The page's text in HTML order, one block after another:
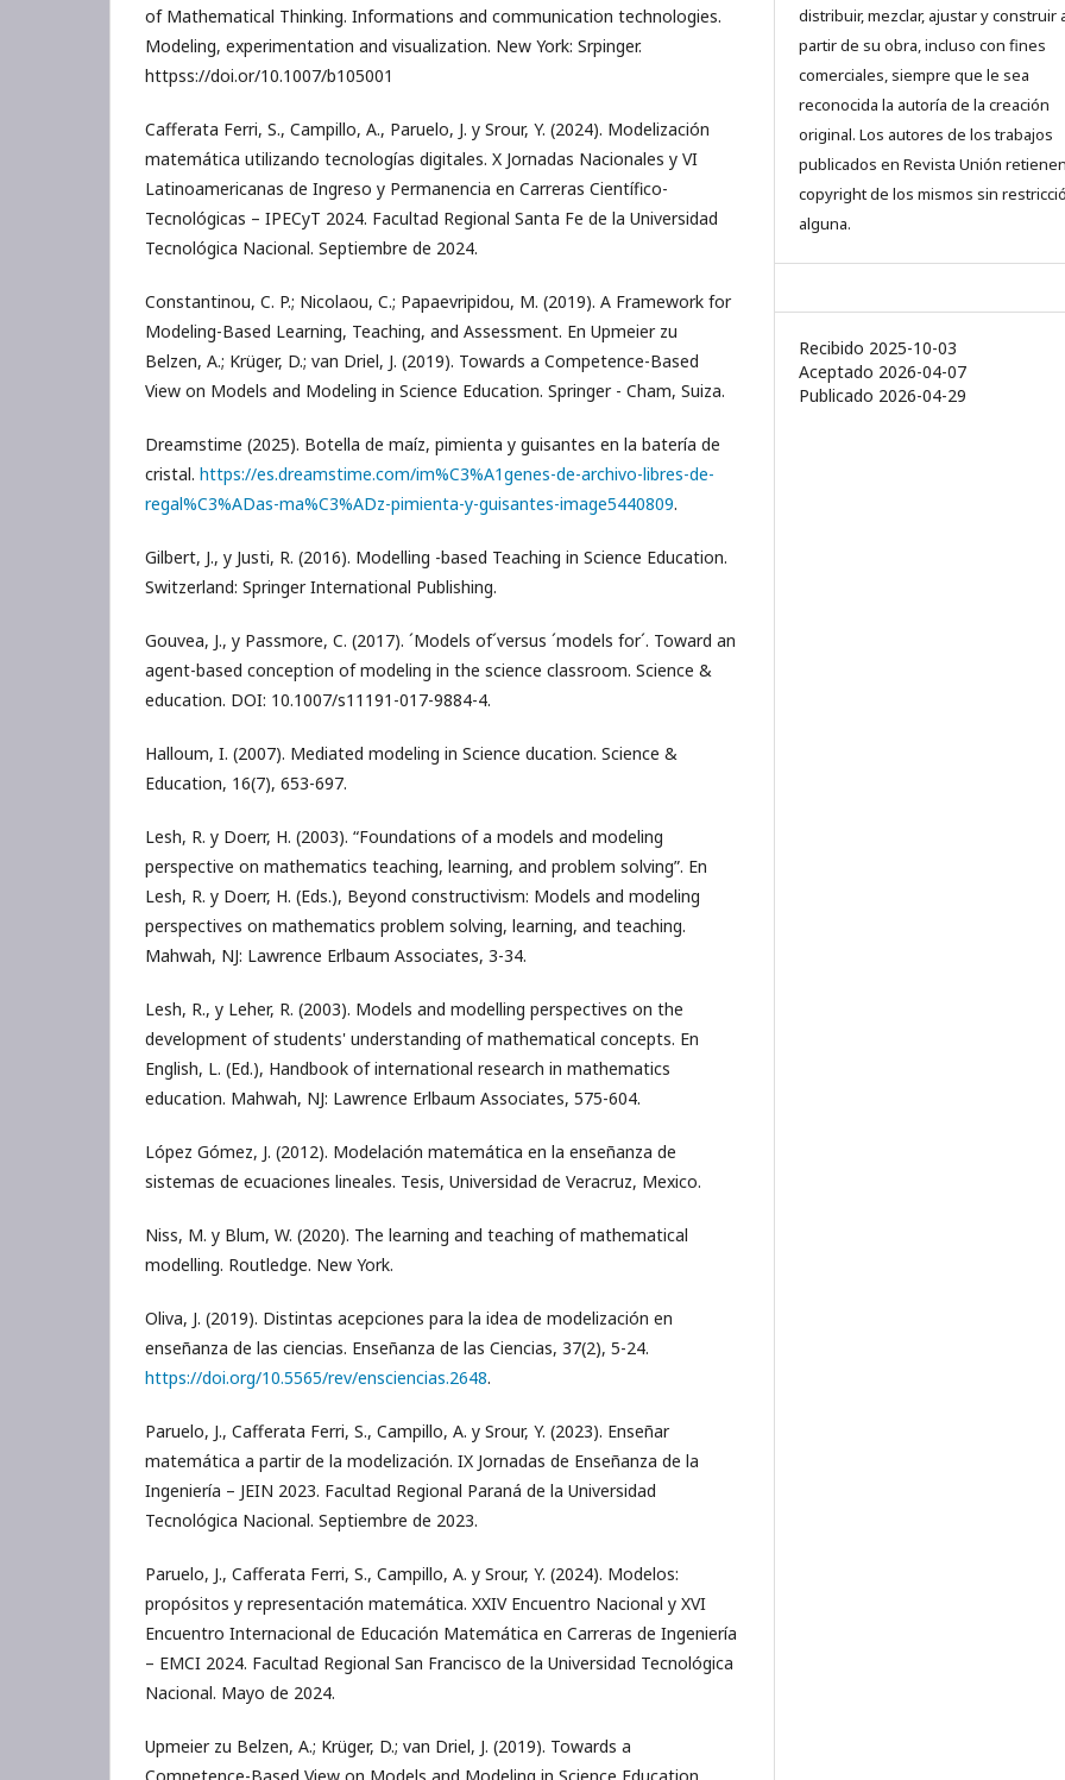
of Mathematical Thinking. Informations and communication technologies.
Modeling, experimentation and visualization. New York: Srpinger.
httpss://doi.or/10.1007/b105001
Cafferata Ferri, S., Campillo, A., Paruelo, J. y Srour, Y. (2024). Modelización
matemática utilizando tecnologías digitales. X Jornadas Nacionales y VI
Latinoamericanas de Ingreso y Permanencia en Carreras Científico-
Tecnológicas – IPECyT 2024. Facultad Regional Santa Fe de la Universidad
Tecnológica Nacional. Septiembre de 2024.
Constantinou, C. P.; Nicolaou, C.; Papaevripidou, M. (2019). A Framework for
Modeling-Based Learning, Teaching, and Assessment. En Upmeier zu
Belzen, A.; Krüger, D.; van Driel, J. (2019). Towards a Competence-Based
View on Models and Modeling in Science Education. Springer - Cham, Suiza.
Dreamstime (2025). Botella de maíz, pimienta y guisantes en la batería de
cristal. https://es.dreamstime.com/im%C3%A1genes-de-archivo-libres-de-
regal%C3%ADas-ma%C3%ADz-pimienta-y-guisantes-image5440809.
Gilbert, J., y Justi, R. (2016). Modelling -based Teaching in Science Education.
Switzerland: Springer International Publishing.
Gouvea, J., y Passmore, C. (2017). ´Models of´versus ´models for´. Toward an
agent-based conception of modeling in the science classroom. Science &
education. DOI: 10.1007/s11191-017-9884-4.
Halloum, I. (2007). Mediated modeling in Science ducation. Science &
Education, 16(7), 653-697.
Lesh, R. y Doerr, H. (2003). “Foundations of a models and modeling
perspective on mathematics teaching, learning, and problem solving”. En
Lesh, R. y Doerr, H. (Eds.), Beyond constructivism: Models and modeling
perspectives on mathematics problem solving, learning, and teaching.
Mahwah, NJ: Lawrence Erlbaum Associates, 3-34.
Lesh, R., y Leher, R. (2003). Models and modelling perspectives on the
development of students' understanding of mathematical concepts. En
English, L. (Ed.), Handbook of international research in mathematics
education. Mahwah, NJ: Lawrence Erlbaum Associates, 575-604.
López Gómez, J. (2012). Modelación matemática en la enseñanza de
sistemas de ecuaciones lineales. Tesis, Universidad de Veracruz, Mexico.
Niss, M. y Blum, W. (2020). The learning and teaching of mathematical
modelling. Routledge. New York.
Oliva, J. (2019). Distintas acepciones para la idea de modelización en
enseñanza de las ciencias. Enseñanza de las Ciencias, 37(2), 5-24.
https://doi.org/10.5565/rev/ensciencias.2648.
Paruelo, J., Cafferata Ferri, S., Campillo, A. y Srour, Y. (2023). Enseñar
matemática a partir de la modelización. IX Jornadas de Enseñanza de la
Ingeniería – JEIN 2023. Facultad Regional Paraná de la Universidad
Tecnológica Nacional. Septiembre de 2023.
Paruelo, J., Cafferata Ferri, S., Campillo, A. y Srour, Y. (2024). Modelos:
propósitos y representación matemática. XXIV Encuentro Nacional y XVI
Encuentro Internacional de Educación Matemática en Carreras de Ingeniería
– EMCI 2024. Facultad Regional San Francisco de la Universidad Tecnológica
Nacional. Mayo de 2024.
Upmeier zu Belzen, A.; Krüger, D.; van Driel, J. (2019). Towards a
distribuir, mezclar, ajustar y construir
partir de su obra, incluso con fines
comerciales, siempre que le sea
reconocida la autoría de la creación
original. Los autores de los trabajos
publicados en Revista Unión
copyright de los mismos sin
alguna.
Recibido 2025-10-03
Aceptado 2026-04-07
Publicado 2026-04-29